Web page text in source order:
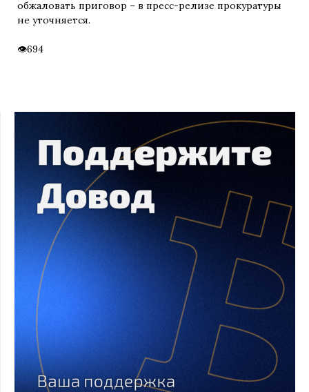
обжаловать приговор – в пресс-релизе прокуратуры
не уточняется.
694